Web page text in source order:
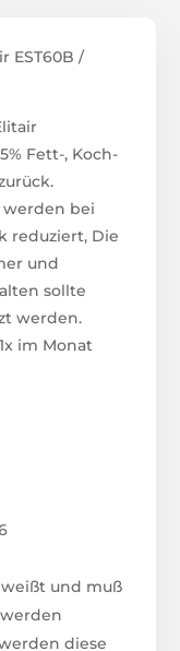
EST60B /
Fett-, Koch-
bei
reduziert, Die
und
sollte
werden.
im Monat
und muß
diese